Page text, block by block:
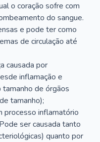
o coração sofre com
do sangue.
e pode ter como
de circulação até
causada por
inflamação e
de órgãos
tamanho);
processo inflamatório
ser causada tanto
quanto por